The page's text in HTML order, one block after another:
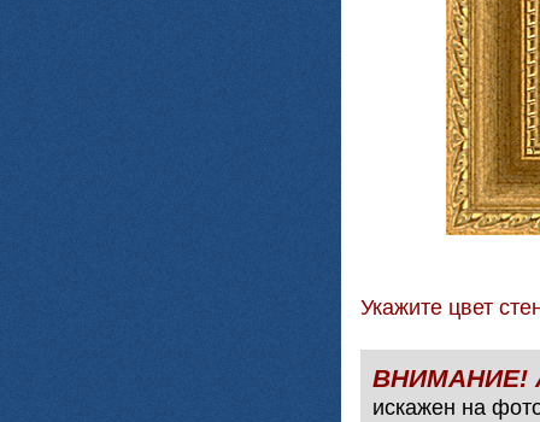
Укажите цвет
искажен на